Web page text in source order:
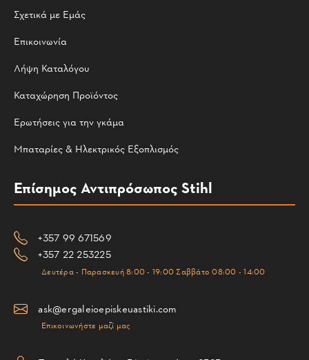
Σχετικά με Εμάς
Επικοινωνία
Λήψη Καταλόγου
Καταχώρηση Προϊόντος
Ερωτήσεις για την γκάμα
Μπαταρίες & Ηλεκτρικός Εξοπλισμός
Επίσημος Αντιπρόσωπος Stihl
+357 99 671569
+357 22 253225
Δευτέρα - Παρασκευή 8:00 - 19:00 Σαββάτο 08:00 - 14:00
ask@ergaleioepiskeuastiki.com
Επικοινωνήστε μαζί μας